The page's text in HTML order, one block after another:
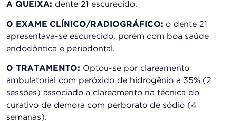
A QUEIXA: dente 21 escurecido.
O EXAME CLÍNICO/RADIOGRÁFICO: o dente 21
apresentava-se escurecido, porém com boa saúde
endodôntica e periodontal.
O TRATAMENTO: Optou-se por clareamento
ambulatorial com peróxido de hidrogênio a 35% (2
sessões) associado a clareamento na técnica do
curativo de demora com perborato de sódio (4
semanas).